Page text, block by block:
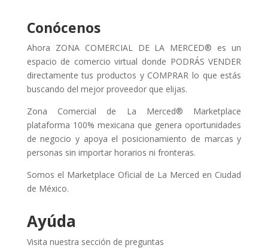
Conócenos
Ahora ZONA COMERCIAL DE LA MERCED® es un
espacio de comercio virtual donde PODRÁS VENDER
directamente tus productos y COMPRAR lo que estás
buscando del mejor proveedor que elijas.
Zona Comercial de La Merced® Marketplace
plataforma 100% mexicana que genera oportunidades
de negocio y apoya el posicionamiento de marcas y
personas sin importar horarios ni fronteras.
Somos el Marketplace Oficial de La Merced en Ciudad
de México.
Ayúda
Visita nuestra sección de preguntas